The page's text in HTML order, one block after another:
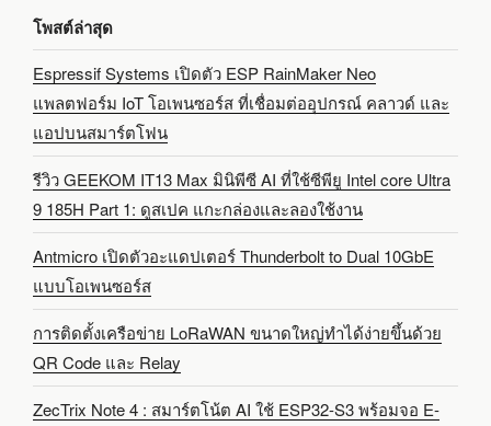
โพสต์ล่าสุด
Espressif Systems เปิดตัว ESP RainMaker Neo
แพลตฟอร์ม IoT โอเพนซอร์ส ที่เชื่อมต่ออุปกรณ์ คลาวด์ และ
แอปบนสมาร์ตโฟน
รีวิว GEEKOM IT13 Max มินิพีซี AI ที่ใช้ซีพียู Intel core Ultra
9 185H Part 1: ดูสเปค แกะกล่องและลองใช้งาน
Antmicro เปิดตัวอะแดปเตอร์ Thunderbolt to Dual 10GbE
แบบโอเพนซอร์ส
การติดตั้งเครือข่าย LoRaWAN ขนาดใหญ่ทำได้ง่ายขึ้นด้วย
QR Code และ Relay
ZecTrix Note 4 : สมาร์ตโน้ต AI ใช้ ESP32-S3 พร้อมจอ E-